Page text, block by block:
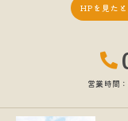
HPを見た
営業時間